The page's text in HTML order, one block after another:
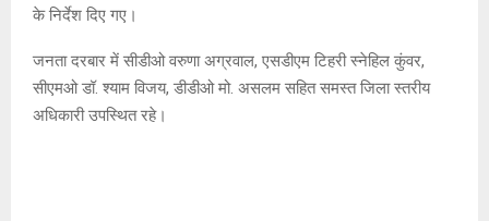
के निर्देश दिए गए।
जनता दरबार में सीडीओ वरुणा अग्रवाल, एसडीएम टिहरी स्नेहिल कुंवर,
सीएमओ डॉ. श्याम विजय, डीडीओ मो. असलम सहित समस्त जिला स्तरीय
अधिकारी उपस्थित रहे।